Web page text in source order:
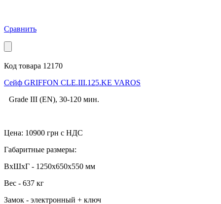
Сравнить
Код товара 12170
Cейф GRIFFON CLE.III.125.KE VAROS
Grade III (EN), 30-120 мин.
Цена: 10900 грн с НДС
Габаритные размеры:
ВхШхГ - 1250x650x550 мм
Вес - 637 кг
Замок - электронный + ключ